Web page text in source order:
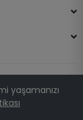
Saklıdır.
yaşamanızı